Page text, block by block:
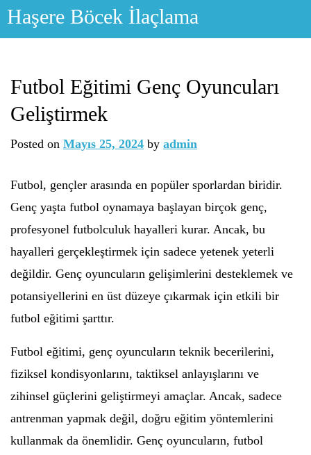
Skip
Haşere Böcek İlaçlama
Futbol Eğitimi Genç Oyuncuları
Geliştirmek
Posted on Mayıs 25, 2024 by admin
Futbol, gençler arasında en popüler sporlardan biridir.
Genç yaşta futbol oynamaya başlayan birçok genç,
profesyonel futbolculuk hayalleri kurar. Ancak, bu
hayalleri gerçekleştirmek için sadece yetenek yeterli
değildir. Genç oyuncuların gelişimlerini desteklemek ve
potansiyellerini en üst düzeye çıkarmak için etkili bir
futbol eğitimi şarttır.
Futbol eğitimi, genç oyuncuların teknik becerilerini,
fiziksel kondisyonlarını, taktiksel anlayışlarını ve
zihinsel güçlerini geliştirmeyi amaçlar. Ancak, sadece
antrenman yapmak değil, doğru eğitim yöntemlerini
kullanmak da önemlidir. Genç oyuncuların, futbol